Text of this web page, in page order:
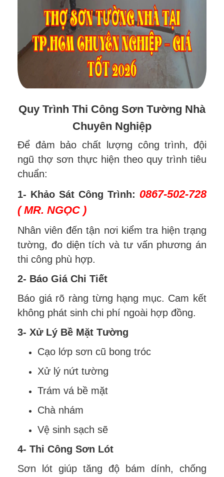
Quy Trình Thi Công Sơn Tường Nhà
Chuyên Nghiệp
Để đảm bảo chất lượng công trình, đội
ngũ thợ sơn thực hiện theo quy trình tiêu
chuẩn:
1- Khảo Sát Công Trình: 0867-502-728
( MR. NGỌC )
Nhân viên đến tận nơi kiểm tra hiện trạng
tường, đo diện tích và tư vấn phương án
thi công phù hợp.
2- Báo Giá Chi Tiết
Báo giá rõ ràng từng hạng mục. Cam kết
không phát sinh chi phí ngoài hợp đồng.
3- Xử Lý Bề Mặt Tường
Cạo lớp sơn cũ bong tróc
Xử lý nứt tường
Trám vá bề mặt
Chà nhám
Vệ sinh sạch sẽ
4- Thi Công Sơn Lót
Sơn lót giúp tăng độ bám dính, chống